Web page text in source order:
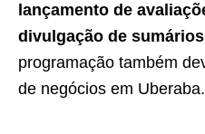
lançamento de
divulgação de
programação também
de negócios em Uberaba.